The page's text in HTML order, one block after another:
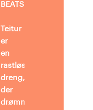
BEATS
Teitur
er
en
rastløs
dreng,
der
drømmer